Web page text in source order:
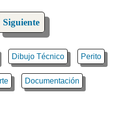
Siguiente
Dibujo Técnico Perito
Documentación